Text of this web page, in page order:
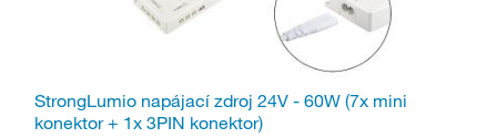
StrongLumio napájací zdroj 24V - 60W (7x mini
konektor + 1x 3PIN konektor)